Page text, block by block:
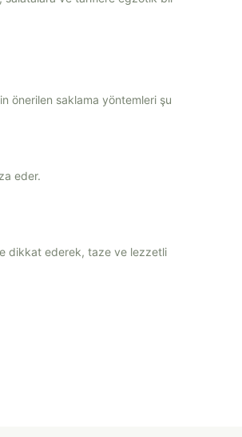
önerilen saklama yöntemleri şu
eder.
dikkat ederek, taze ve lezzetli